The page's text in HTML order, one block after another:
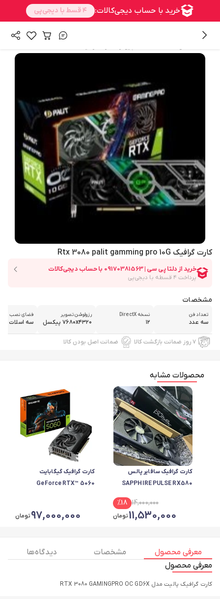
کارت گرافیک Rtx 3080 palit gamming pro 10G
مشخصات
تعداد فن
سه عدد
نسخه DirectX
۱۲
رزولوشن تصویر
۷۶۸۰x۴۳۲۰ پیکسل
فضای نصب مورد
سه اسلات
۷ روز ضمانت بازگشت کالا ضمانت اصل بودن کالا
محصولات مشابه
کارت گرافیک سافایر پالس
SAPPHIRE PULSE RX580
14,000,000
%18
11,530,000تومان
کارت گرافیک گیگابایت
GeForce RTX™ 5060
97,000,000تومان
معرفی محصول مشخصات
دیدگاه ها
معرفی محصول
کارت گرافیک پالیت مدل RTX 3080 GAMINGPRO OC GD6X